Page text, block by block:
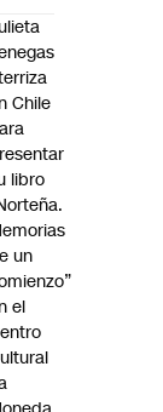
Chile
libro
un
el